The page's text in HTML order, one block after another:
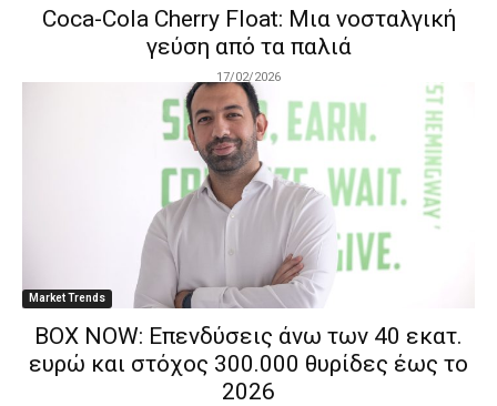
Coca-Cola Cherry Float: Μια νοσταλγική
γεύση από τα παλιά
17/02/2026
Market Trends
BOX NOW: Επενδύσεις άνω των 40 εκατ.
ευρώ και στόχος 300.000 θυρίδες έως το
2026